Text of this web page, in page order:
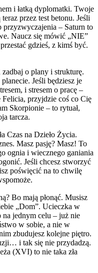
i łatką dyplomatki. Twoje
przez test betonu. Jeśli
– Saturn to
Naucz się mówić „NIE”
gdzieś, z kimś być.
zadbaj o plany i strukturę.
Jeśli będziesz je
i stresem o pracę –
przyjdzie coś co Cię
Skorpionie – to rytuał,
tarcza.
Czas na Dzieło Życia.
Masz pasję? Masz! To
ognia i wiecznego ganiania
Jeśli chcesz stworzyć
poświęcić na to chwilę
Bo mają płonąć. Musisz
„Dom”. Ucieczka w
na jednym celu – już nie
w sobie, a nie w
zbudujesz kolejne piętro.
i tak się nie przydadzą.
(XVI) to nie taka zła